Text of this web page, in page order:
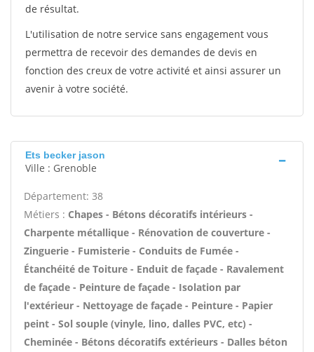
de résultat.
L'utilisation de notre service sans engagement vous
permettra de recevoir des demandes de devis en
fonction des creux de votre activité et ainsi assurer un
avenir à votre société.
Ets becker jason
Ville : Grenoble
Département: 38
Métiers : Chapes - Bétons décoratifs intérieurs -
Charpente métallique - Rénovation de couverture -
Zinguerie - Fumisterie - Conduits de Fumée -
Étanchéité de Toiture - Enduit de façade - Ravalement
de façade - Peinture de façade - Isolation par
l'extérieur - Nettoyage de façade - Peinture - Papier
peint - Sol souple (vinyle, lino, dalles PVC, etc) -
Cheminée - Bétons décoratifs extérieurs - Dalles béton